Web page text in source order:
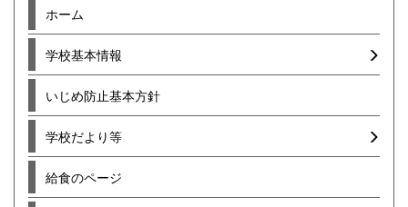
ホーム
学校基本情報
いじめ防止基本方針
学校だより等
給食のページ